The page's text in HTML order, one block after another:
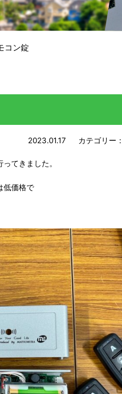
コン錠
2023.01.17 カテゴリー：
てきました。
低価格で